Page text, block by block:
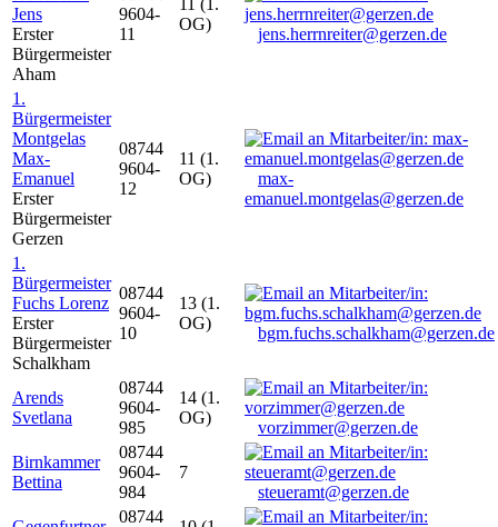
Jens
Erster
Bürgermeister
Aham
9604-
11
OG)
jens.herrnreiter@gerzen.de
1.
Bürgermeister
Montgelas
Max-
Emanuel
Erster
Bürgermeister
Gerzen
08744
9604-
12
11 (1.
OG)
max-
emanuel.montgelas@gerzen.de
1.
Bürgermeister
Fuchs Lorenz
Erster
Bürgermeister
Schalkham
08744
9604-
10
13 (1.
OG)
bgm.fuchs.schalkham@gerzen.de
Arends
Svetlana
08744
9604-
985
14 (1.
OG)
vorzimmer@gerzen.de
Birnkammer
Bettina
08744
9604-
984
7
steueramt@gerzen.de
08744